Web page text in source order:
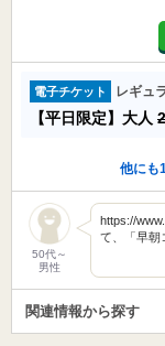
電子チケット レギュ
【平日限定】大人
他にも
50代～
男性
https://
て、「早朝
関連情報から探す